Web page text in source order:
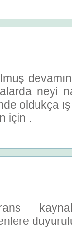
neyi
oldukça
için .